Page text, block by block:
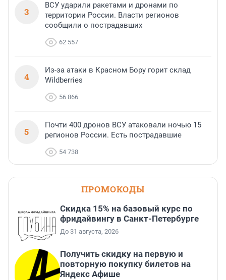
3
ВСУ ударили ракетами и дронами по
территории России. Власти регионов
сообщили о пострадавших
62 557
4
Из-за атаки в Красном Бору горит склад
Wildberries
56 866
5
Почти 400 дронов ВСУ атаковали ночью 15
регионов России. Есть пострадавшие
54 738
ПРОМОКОДЫ
Скидка 15% на базовый курс по
фридайвингу в Санкт-Петербурге
До 31 августа, 2026
Получить скидку на первую и
повторную покупку билетов на
Яндекс Афише